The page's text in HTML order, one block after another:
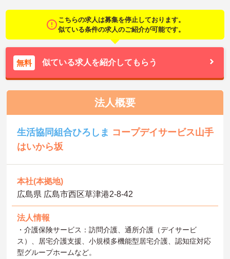
こちらの求人は募集を停止しております。
似ている条件の求人のご紹介が可能です。
無料 似ている求人を紹介してもらう
法人概要
生活協同組合ひろしま コープデイサービス山手
はいから坂
本社(本拠地)
広島県 広島市西区草津港2-8-42
法人情報
・介護保険サービス：訪問介護、通所介護（デイサービ
ス）、居宅介護支援、小規模多機能型居宅介護、認知症対応
型グループホームなど。